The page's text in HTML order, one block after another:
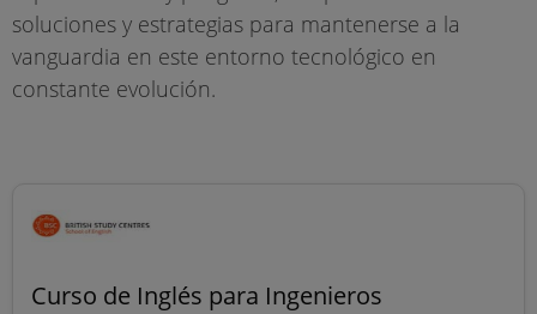
soluciones y estrategias para mantenerse a la
vanguardia en este entorno tecnológico en
constante evolución.
Curso de Inglés para Ingenieros